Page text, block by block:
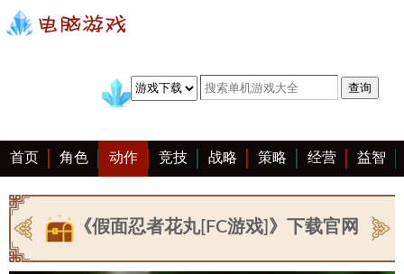
首页 角色 动作 竞技 战略 策略 经营 益智
冒险 棋牌 赛车 手游 恋爱 客户端 大全
《假面忍者花丸[FC游戏]》下载官网